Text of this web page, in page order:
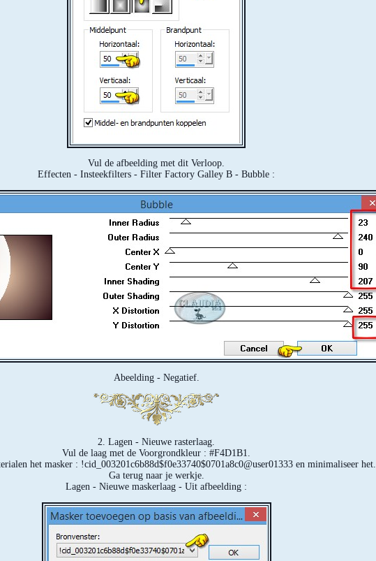
Vul de afbeelding met dit Verloop.
Effecten - Insteekfilters - Filter Factory Galley B - Bubble :
Abeelding - Negatief.
2. Lagen - Nieuwe rasterlaag.
Vul de laag met de Voorgrondkleur : #F4D1B1.
het masker : !cid_003201c6b88d$f0e33740$0701a8c0@user01333 en minimaliseer het.
Ga terug naar je werkje.
Lagen - Nieuwe maskerlaag - Uit afbeelding :